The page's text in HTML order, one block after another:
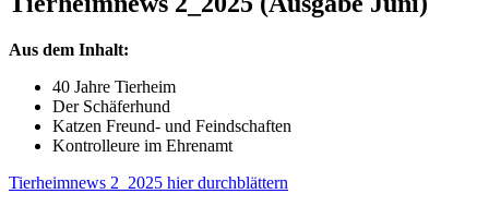
Aus dem Inhalt:
40 Jahre Tierheim
Der Schäferhund
Katzen Freund- und Feindschaften
Kontrolleure im Ehrenamt
Tierheimnews 2_2025 hier durchblättern